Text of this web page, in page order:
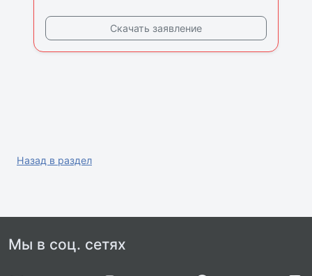
Скачать заявление
Назад в раздел
Мы в соц. сетях